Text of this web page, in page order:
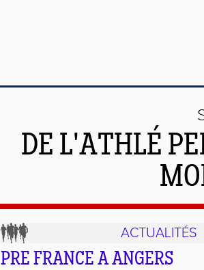
DE L'ATHLÉ
ACTUALITÉS
PRE FRANCE A ANGERS